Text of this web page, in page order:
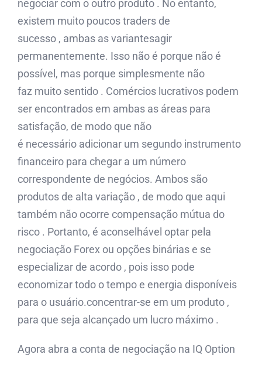
negociar com o outro produto . No entanto,
existem muito poucos traders de
sucesso , ambas as variantesagir
permanentemente. Isso não é porque não é
possível, mas porque simplesmente não
faz muito sentido . Comércios lucrativos podem
ser encontrados em ambas as áreas para
satisfação, de modo que não
é necessário adicionar um segundo instrumento
financeiro para chegar a um número
correspondente de negócios. Ambos são
produtos de alta variação , de modo que aqui
também não ocorre compensação mútua do
risco . Portanto, é aconselhável optar pela
negociação Forex ou opções binárias e se
especializar de acordo , pois isso pode
economizar todo o tempo e energia disponíveis
para o usuário.concentrar-se em um produto ,
para que seja alcançado um lucro máximo .
Agora abra a conta de negociação na IQ Option